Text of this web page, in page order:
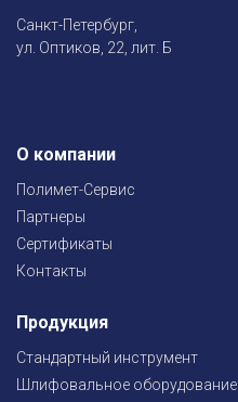
Санкт-Петербург,
ул. Оптиков, 22, лит. Б
О компании
Полимет-Сервис
Партнеры
Сертификаты
Контакты
Продукция
Стандартный инструмент
Шлифовальное оборудование